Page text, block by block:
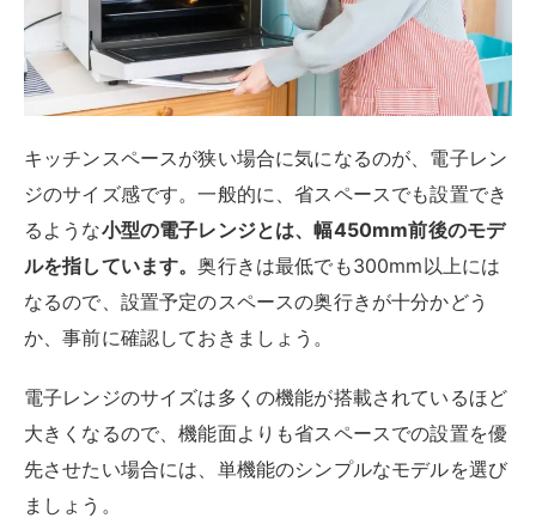
キッチンスペースが狭い場合に気になるのが、電子レン
ジのサイズ感です。一般的に、省スペースでも設置でき
るような小型の電子レンジとは、幅450mm前後のモデ
ルを指しています。奥行きは最低でも300mm以上には
なるので、設置予定のスペースの奥行きが十分かどう
か、事前に確認しておきましょう。
電子レンジのサイズは多くの機能が搭載されているほど
大きくなるので、機能面よりも省スペースでの設置を優
先させたい場合には、単機能のシンプルなモデルを選び
ましょう。